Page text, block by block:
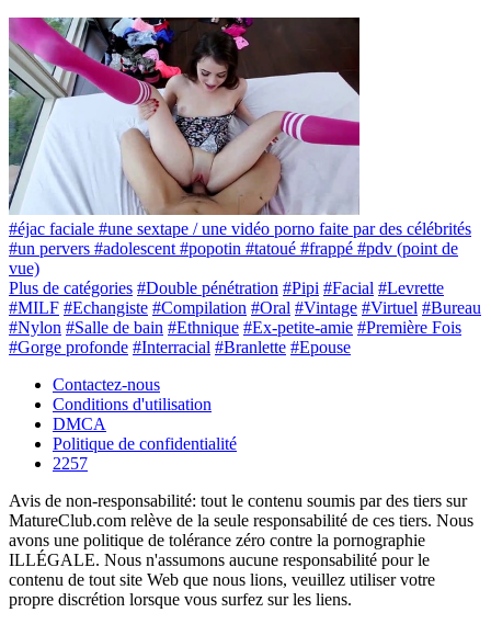
#éjac faciale #une sextape / une vidéo porno faite par des célébrités
#un pervers #adolescent #popotin #tatoué #frappé #pdv (point de
vue)
Plus de catégories #Double pénétration #Pipi #Facial #Levrette
#MILF #Echangiste #Compilation #Oral #Vintage #Virtuel #Bureau
#Nylon #Salle de bain #Ethnique #Ex-petite-amie #Première Fois
#Gorge profonde #Interracial #Branlette #Epouse
Contactez-nous
Conditions d'utilisation
DMCA
Politique de confidentialité
2257
Avis de non-responsabilité: tout le contenu soumis par des tiers sur
MatureClub.com relève de la seule responsabilité de ces tiers. Nous
avons une politique de tolérance zéro contre la pornographie
ILLÉGALE. Nous n'assumons aucune responsabilité pour le
contenu de tout site Web que nous lions, veuillez utiliser votre
propre discrétion lorsque vous surfez sur les liens.